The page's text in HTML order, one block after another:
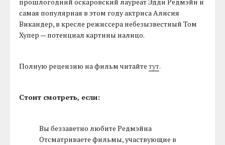
самая популярная в этом году актриса Алисия
Викандер, в кресле режиссера небезызвестный Том
Хупер — потенциал картины налицо.
Полную рецензию на фильм читайтетут.
Стоит смотреть, если:
Вы беззаветно любите Редмэйна
Отсматриваете фильмы, участвующие в